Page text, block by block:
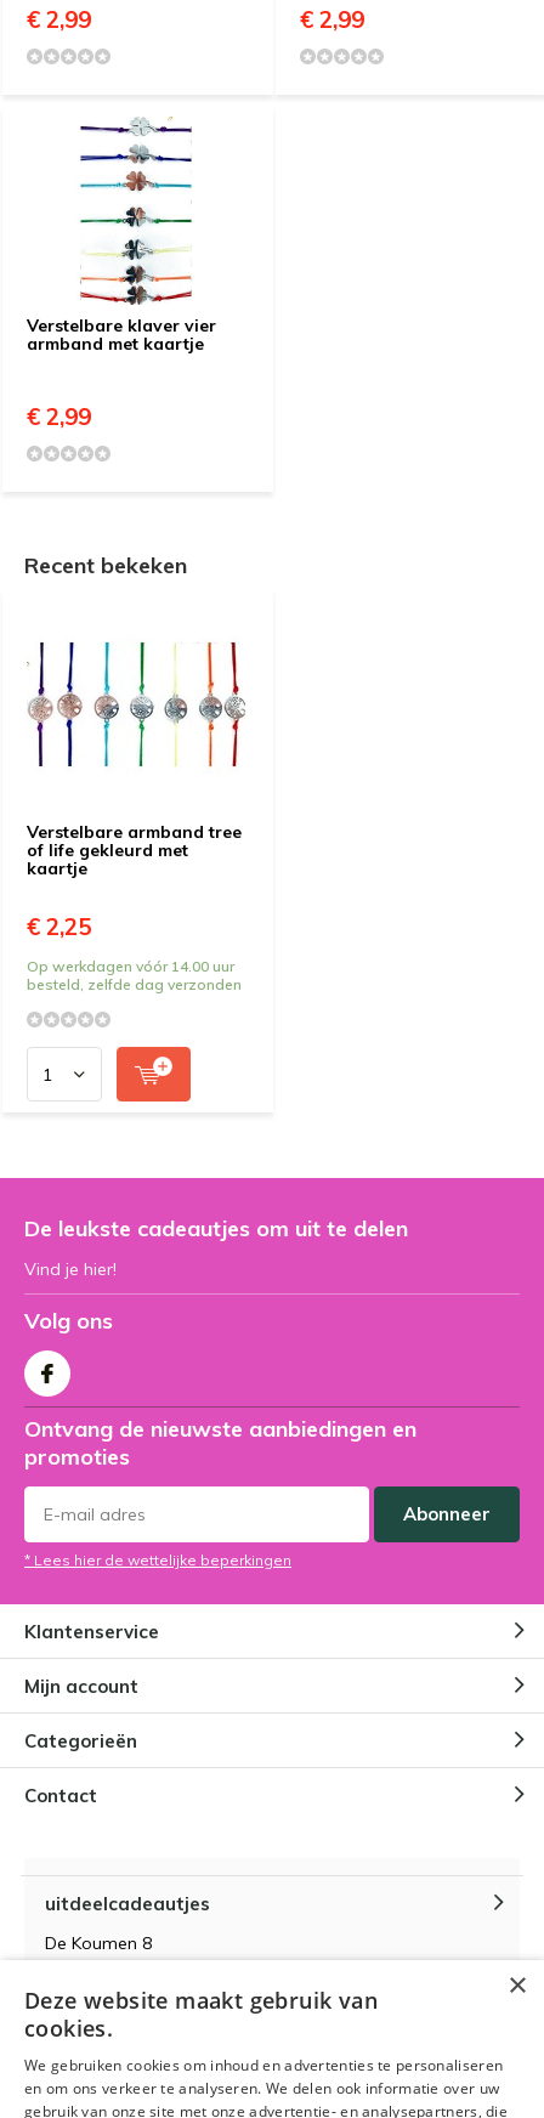
€ 2,99 € 2,99
Verstelbare klaver vier
armband met kaartje
€ 2,99
Recent bekeken
Verstelbare armband tree
of life gekleurd met
kaartje
€ 2,25
Op werkdagen vóór 14.00 uur
besteld, zelfde dag verzonden
De leukste cadeautjes om uit te delen
Vind je hier!
Volg ons
Ontvang de nieuwste aanbiedingen en
promoties
Abonneer
* Lees hier de wettelijke beperkingen
Klantenservice
Mijn account
Categorieën
Contact
uitdeelcadeautjes
De Koumen 8
KvK-nummer 14087571
BTW-nummer NL 815399145 B01
×
Deze website maakt gebruik van
cookies.
We gebruiken cookies om inhoud en advertenties te personaliseren
en om ons verkeer te analyseren. We delen ook informatie over uw
gebruik van onze site met onze advertentie- en analysepartners, die